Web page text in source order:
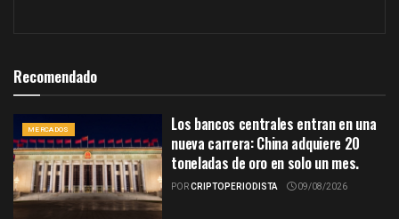
Recomendado
MERCADOS
Los bancos centrales entran en una
nueva carrera: China adquiere 20
toneladas de oro en solo un mes.
PORCRIPTOPERIODISTA 09/08/2026